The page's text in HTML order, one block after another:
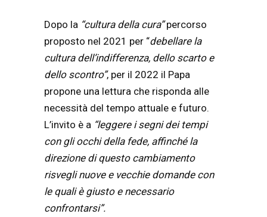
Dopo la “cultura della cura”percorso
proposto nel 2021 per “debellare la
cultura dell’indifferenza, dello scarto e
dello scontro”, per il 2022 il Papa
propone una lettura che risponda alle
necessità del tempo attuale e futuro.
L’invito è a “leggere i segni dei tempi
con gli occhi della fede, affinché la
direzione di questo cambiamento
risvegli nuove e vecchie domande con
le quali è giusto e necessario
confrontarsi”.